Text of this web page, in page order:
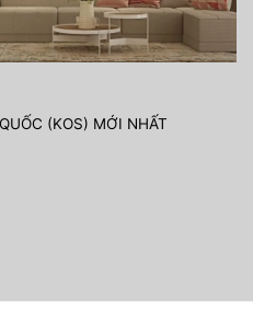
QUỐC (KOS) MỚI NHẤT